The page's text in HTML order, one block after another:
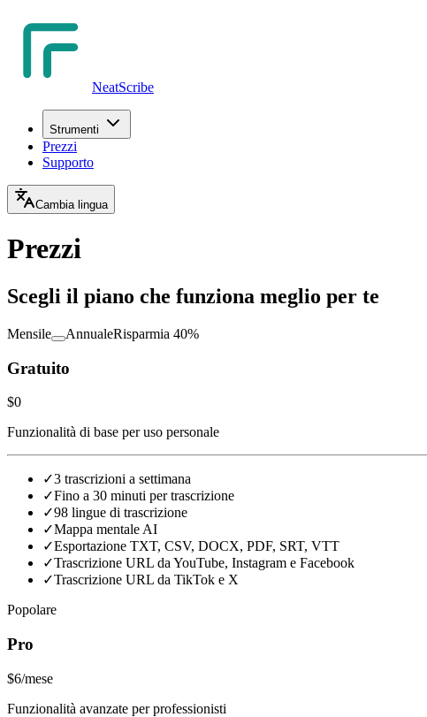
NeatScribe
Strumenti
Prezzi
Supporto
Cambia lingua
Prezzi
Scegli il piano che funziona meglio per te
Mensile AnnualeRisparmia 40%
Gratuito
$0
Funzionalità di base per uso personale
✓3 trascrizioni a settimana
✓Fino a 30 minuti per trascrizione
✓98 lingue di trascrizione
✓Mappa mentale AI
✓Esportazione TXT, CSV, DOCX, PDF, SRT, VTT
✓Trascrizione URL da YouTube, Instagram e Facebook
✓Trascrizione URL da TikTok e X
Popolare
Pro
$6/mese
Funzionalità avanzate per professionisti